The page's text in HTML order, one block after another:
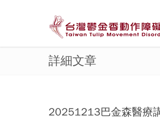
詳細文章
20251213巴金森醫療